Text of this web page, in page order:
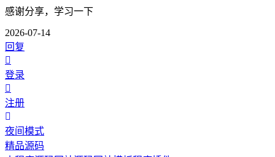
感谢分享，学习一下
2026-07-14
回复
登录
注册
夜间模式
精品源码